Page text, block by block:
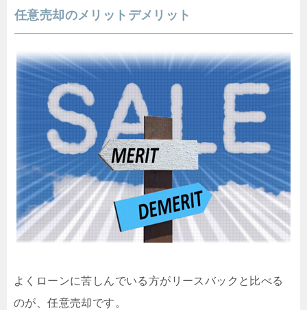
任意売却のメリットデメリット
よくローンに苦しんでいる方がリースバックと比べる
のが、任意売却です。